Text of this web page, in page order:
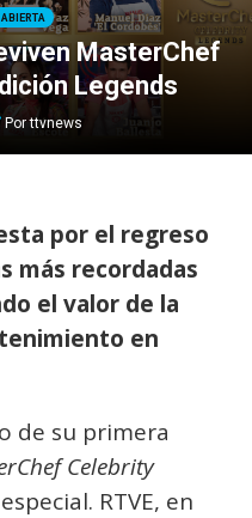
MasterChef
Legends
Porttvnews
por el regreso
más recordadas
el valor de la
en
de su primera
Celebrity
RTVE, en